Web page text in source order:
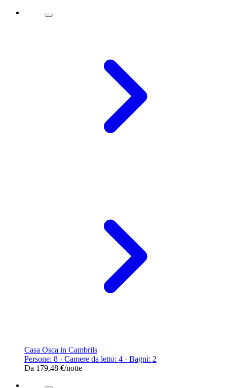
Casa Osca in Cambrils
Persone: 8 · Camere da letto: 4 · Bagni: 2
Da 179,48 €/notte